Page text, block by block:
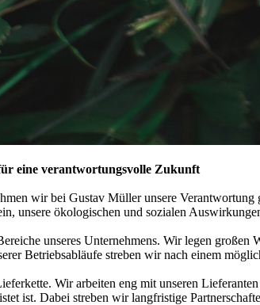
eine verantwortungsvolle Zukunft
wir bei Gustav Müller unsere
unsere ökologischen und sozialen
unseres Unternehmens. Wir legen
Betriebsabläufe streben wir nach einem
Wir arbeiten eng mit unseren
ist. Dabei streben wir langfristige